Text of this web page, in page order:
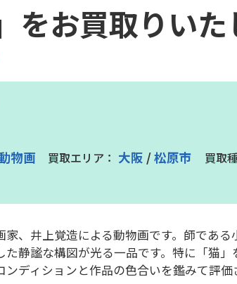
お買取りいた
物画 大阪 /松原市
、井上覚造による動物画です。師であ
静謐な構図が光る一品です。特に「猫
ディションと作品の色合いを鑑みて評価